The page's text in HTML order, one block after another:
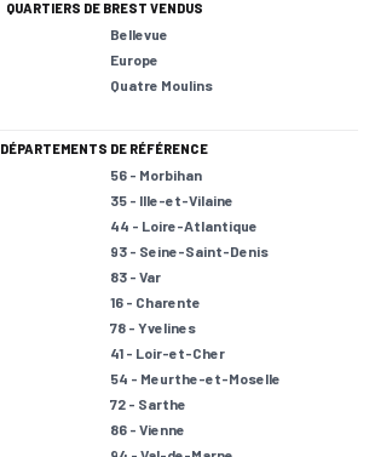
QUARTIERS DE BREST VENDUS
Bellevue
Europe
Quatre Moulins
DÉPARTEMENTS DE RÉFÉRENCE
56 - Morbihan
35 - Ille-et-Vilaine
44 - Loire-Atlantique
93 - Seine-Saint-Denis
83 - Var
16 - Charente
78 - Yvelines
41 - Loir-et-Cher
54 - Meurthe-et-Moselle
72 - Sarthe
86 - Vienne